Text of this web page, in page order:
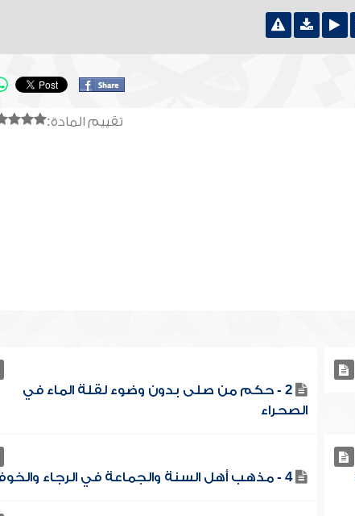
تقييم المادة:
2 - حكم من صلى بدون وضوء لقلة الماء في
الصحراء
4 - مذهب أهل السنة والجماعة في الرجاء والخوف